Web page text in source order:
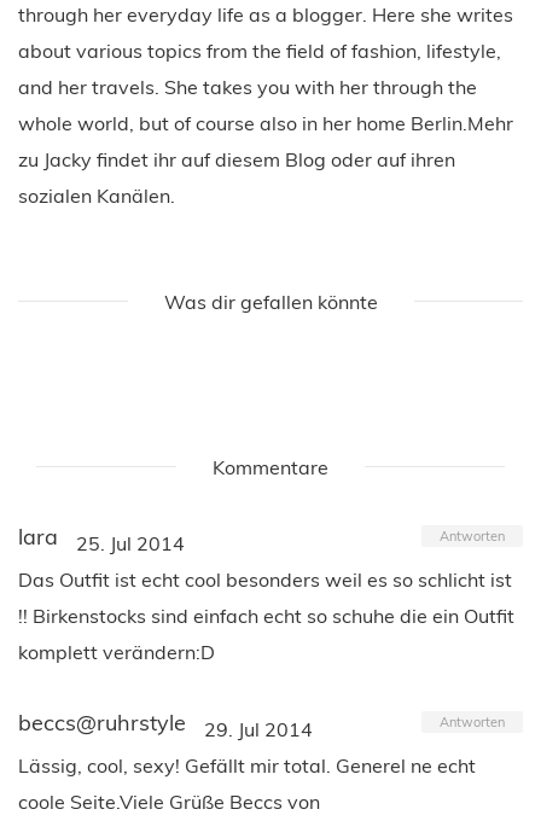
through her everyday life as a blogger. Here she writes
about various topics from the field of fashion, lifestyle,
and her travels. She takes you with her through the
whole world, but of course also in her home Berlin.Mehr
zu Jacky findet ihr auf diesem Blog oder auf ihren
sozialen Kanälen.
Was dir gefallen könnte
Kommentare
lara 25. Jul 2014 Antworten
Das Outfit ist echt cool besonders weil es so schlicht ist
!! Birkenstocks sind einfach echt so schuhe die ein Outfit
komplett verändern:D
beccs@ruhrstyle 29. Jul 2014 Antworten
Lässig, cool, sexy! Gefällt mir total. Generel ne echt
coole Seite.Viele Grüße Beccs von